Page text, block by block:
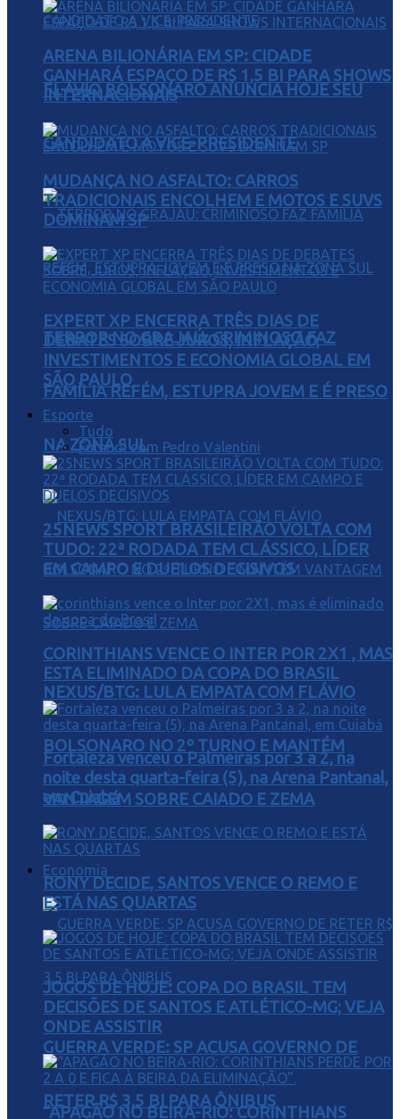
FLÁVIO BOLSONARO ANUNCIA HOJE SEU
CANDIDATO A VICE-PRESIDENTE
TERROR NO GRAJAÚ: CRIMINOSO FAZ
FAMÍLIA REFÉM, ESTUPRA JOVEM E É PRESO
NA ZONA SUL
NEXUS/BTG: LULA EMPATA COM FLÁVIO
BOLSONARO NO 2º TURNO E MANTÉM
VANTAGEM SOBRE CAIADO E ZEMA
Economia
GUERRA VERDE: SP ACUSA GOVERNO DE
RETER R$ 3,5 BI PARA ÔNIBUS
ARENA BILIONÁRIA EM SP: CIDADE
GANHARÁ ESPAÇO DE R$ 1,5 BI PARA SHOWS
INTERNACIONAIS
MUDANÇA NO ASFALTO: CARROS
TRADICIONAIS ENCOLHEM E MOTOS E SUVS
DOMINAM SP
EXPERT XP ENCERRA TRÊS DIAS DE
DEBATES SOBRE JUROS, INFLAÇÃO,
INVESTIMENTOS E ECONOMIA GLOBAL EM
SÃO PAULO
Esporte
Tudo
Futebol com Pedro Valentini
25NEWS SPORT BRASILEIRÃO VOLTA COM
TUDO: 22ª RODADA TEM CLÁSSICO, LÍDER
EM CAMPO E DUELOS DECISIVOS
CORINTHIANS VENCE O INTER POR 2X1 , MAS
ESTA ELIMINADO DA COPA DO BRASIL
Fortaleza venceu o Palmeiras por 3 a 2, na
noite desta quarta-feira (5), na Arena Pantanal,
em Cuiabá
RONY DECIDE, SANTOS VENCE O REMO E
ESTÁ NAS QUARTAS
JOGOS DE HOJE: COPA DO BRASIL TEM
DECISÕES DE SANTOS E ATLÉTICO-MG; VEJA
ONDE ASSISTIR
“APAGÃO NO BEIRA-RIO: CORINTHIANS